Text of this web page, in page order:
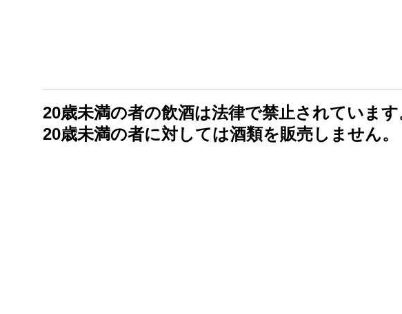
20歳未満の者の飲酒は法律で禁止されています
20歳未満の者に対しては酒類を販売しません。